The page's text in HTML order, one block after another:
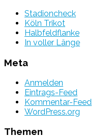
Stadioncheck
Köln Trikot
Halbfeldflanke
In voller Länge
Meta
Anmelden
Eintrags-Feed
Kommentar-Feed
WordPress.org
Themen